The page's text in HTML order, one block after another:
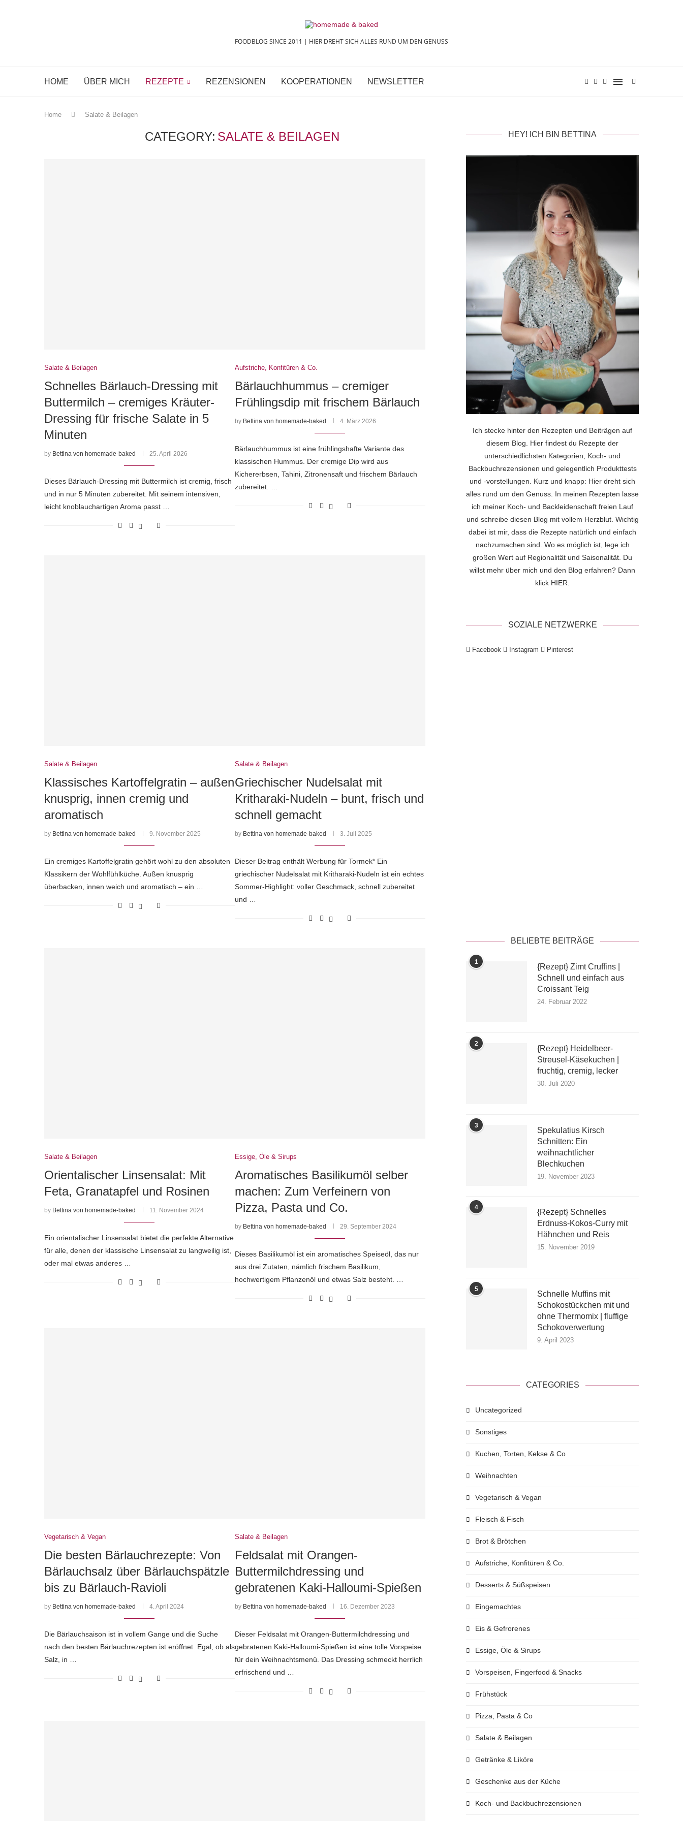
FOODBLOG SINCE 2011 | HIER DREHT SICH ALLES RUND UM DEN GENUSS
HOME ÜBER MICH REZEPTE REZENSIONEN KOOPERATIONEN NEWSLETTER
Home Salate & Beilagen
CATEGORY: SALATE & BEILAGEN
Salate & Beilagen
Schnelles Bärlauch-Dressing mit
Buttermilch – cremiges Kräuter-
Dressing für frische Salate in 5
Minuten
by Bettina von homemade-baked 25. April 2026
Dieses Bärlauch-Dressing mit Buttermilch ist cremig, frisch
und in nur 5 Minuten zubereitet. Mit seinem intensiven,
leicht knoblauchartigen Aroma passt …
Aufstriche, Konfitüren & Co.
Bärlauchhummus – cremiger
Frühlingsdip mit frischem Bärlauch
by Bettina von homemade-baked 4. März 2026
Bärlauchhummus ist eine frühlingshafte Variante des
klassischen Hummus. Der cremige Dip wird aus
Kichererbsen, Tahini, Zitronensaft und frischem Bärlauch
zubereitet. …
Salate & Beilagen
Klassisches Kartoffelgratin – außen
knusprig, innen cremig und
aromatisch
by Bettina von homemade-baked 9. November 2025
Ein cremiges Kartoffelgratin gehört wohl zu den absoluten
Klassikern der Wohlfühlküche. Außen knusprig
überbacken, innen weich und aromatisch – ein …
Salate & Beilagen
Griechischer Nudelsalat mit
Kritharaki-Nudeln – bunt, frisch und
schnell gemacht
by Bettina von homemade-baked 3. Juli 2025
Dieser Beitrag enthält Werbung für Tormek* Ein
griechischer Nudelsalat mit Kritharaki-Nudeln ist ein echtes
Sommer-Highlight: voller Geschmack, schnell zubereitet
und …
Salate & Beilagen
Orientalischer Linsensalat: Mit
Feta, Granatapfel und Rosinen
by Bettina von homemade-baked 11. November 2024
Ein orientalischer Linsensalat bietet die perfekte Alternative
für alle, denen der klassische Linsensalat zu langweilig ist,
oder mal etwas anderes …
Essige, Öle & Sirups
Aromatisches Basilikumöl selber
machen: Zum Verfeinern von
Pizza, Pasta und Co.
by Bettina von homemade-baked 29. September 2024
Dieses Basilikumöl ist ein aromatisches Speiseöl, das nur
aus drei Zutaten, nämlich frischem Basilikum,
hochwertigem Pflanzenöl und etwas Salz besteht. …
Vegetarisch & Vegan
Die besten Bärlauchrezepte: Von
Bärlauchsalz über Bärlauchspätzle
bis zu Bärlauch-Ravioli
by Bettina von homemade-baked 4. April 2024
Die Bärlauchsaison ist in vollem Gange und die Suche
nach den besten Bärlauchrezepten ist eröffnet. Egal, ob als
Salz, in …
Salate & Beilagen
Feldsalat mit Orangen-
Buttermilchdressing und
gebratenen Kaki-Halloumi-Spießen
by Bettina von homemade-baked 16. Dezember 2023
Dieser Feldsalat mit Orangen-Buttermilchdressing und
gebratenen Kaki-Halloumi-Spießen ist eine tolle Vorspeise
für dein Weihnachtsmenü. Das Dressing schmeckt herrlich
erfrischend und …
HEY! ICH BIN BETTINA
Ich stecke hinter den Rezepten und Beiträgen auf
diesem Blog. Hier findest du Rezepte der
unterschiedlichsten Kategorien, Koch- und
Backbuchrezensionen und gelegentlich Produkttests
und -vorstellungen. Kurz und knapp: Hier dreht sich
alles rund um den Genuss. In meinen Rezepten lasse
ich meiner Koch- und Backleidenschaft freien Lauf
und schreibe diesen Blog mit vollem Herzblut. Wichtig
dabei ist mir, dass die Rezepte natürlich und einfach
nachzumachen sind. Wo es möglich ist, lege ich
großen Wert auf Regionalität und Saisonalität. Du
willst mehr über mich und den Blog erfahren? Dann
klick HIER
SOZIALE NETZWERKE
Facebook Instagram Pinterest
BELIEBTE BEITRÄGE
1
{Rezept} Zimt Cruffins |
Schnell und einfach aus
Croissant Teig
24. Februar 2022
2
{Rezept} Heidelbeer-
Streusel-Käsekuchen |
fruchtig, cremig, lecker
30. Juli 2020
3
Spekulatius Kirsch
Schnitten: Ein
weihnachtlicher
Blechkuchen
19. November 2023
4
{Rezept} Schnelles
Erdnuss-Kokos-Curry mit
Hähnchen und Reis
15. November 2019
5
Schnelle Muffins mit
Schokostückchen mit und
ohne Thermomix | fluffige
Schokoverwertung
9. April 2023
CATEGORIES
Uncategorized
Sonstiges
Kuchen, Torten, Kekse & Co
Weihnachten
Vegetarisch & Vegan
Fleisch & Fisch
Brot & Brötchen
Aufstriche, Konfitüren & Co.
Desserts & Süßspeisen
Eingemachtes
Eis & Gefrorenes
Essige, Öle & Sirups
Vorspeisen, Fingerfood & Snacks
Frühstück
Pizza, Pasta & Co
Salate & Beilagen
Getränke & Liköre
Geschenke aus der Küche
Koch- und Backbuchrezensionen